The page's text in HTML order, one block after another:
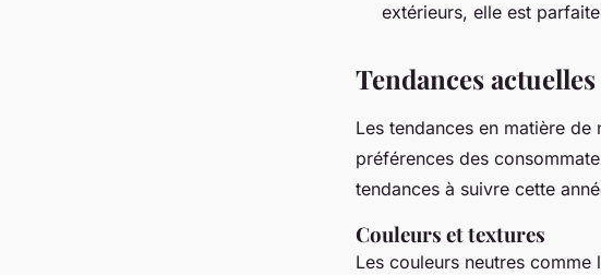
extérieurs, elle est
Tendances
Les tendances en matière
préférences des
tendances à suivre cette
Couleurs et textures
Les couleurs neutres